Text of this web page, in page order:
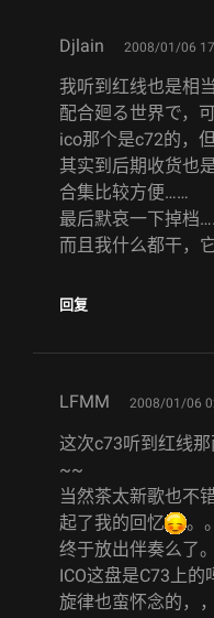
Djlain says:
2008/01/06
我听到红线也是相
配合廻る世界で，
ico那个是c72的，
其实到后期收货也
合集比较方便……
最后默哀一下掉档
而且我什么都干，
回复
LFMM says:
2008/01/06
这次c73听到红线
~~
当然茶太新歌也不
起了我的回忆
。
终于放出伴奏么了。
ICO这盘是C73上
旋律也蛮怀念的，，